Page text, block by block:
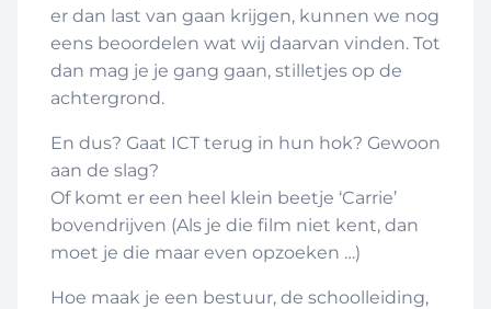
er dan last van gaan krijgen, kunnen we nog
eens beoordelen wat wij daarvan vinden. Tot
dan mag je je gang gaan, stilletjes op de
achtergrond.
En dus? Gaat ICT terug in hun hok? Gewoon
aan de slag?
Of komt er een heel klein beetje ‘Carrie’
bovendrijven (Als je die film niet kent, dan
moet je die maar even opzoeken …)
Hoe maak je een bestuur, de schoolleiding,